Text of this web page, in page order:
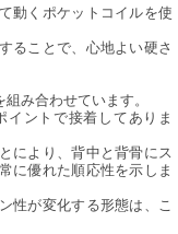
動くポケットコイルを使
ることで、心地よい硬さ
み合わせています。
ントで接着してありま
により、背中と背骨にス
に優れた順応性を示しま
性が変化する形態は、こ